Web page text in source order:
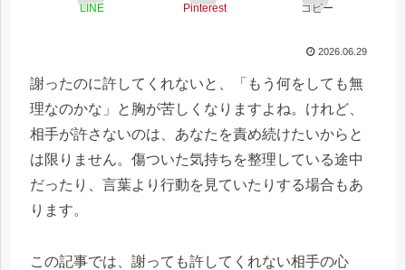
LINE Pinterest コピー
2026.06.29
謝ったのに許してくれないと、「もう何をしても無
理なのかな」と胸が苦しくなりますよね。けれど、
相手が許さないのは、あなたを責め続けたいからと
は限りません。傷ついた気持ちを整理している途中
だったり、言葉より行動を見ていたりする場合もあ
ります。
この記事では、謝っても許してくれない相手の心